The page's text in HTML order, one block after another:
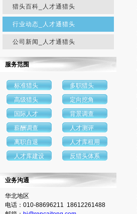
猎头百科_人才通猎头
行业动态_人才通猎头
公司新闻_人才通猎头
服务范围
标准猎头
多职猎头
高级猎头
定向挖角
国际人才
背景调查
薪酬调查
人才测评
离职自退
人才库租用
人才库建设
反猎头体系
业务沟通
华北地区
电话：010-88696211 18612261488